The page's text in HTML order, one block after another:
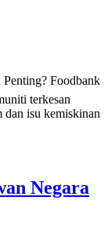
Foodbank
terkesan
dan isu kemiskinan
Negara